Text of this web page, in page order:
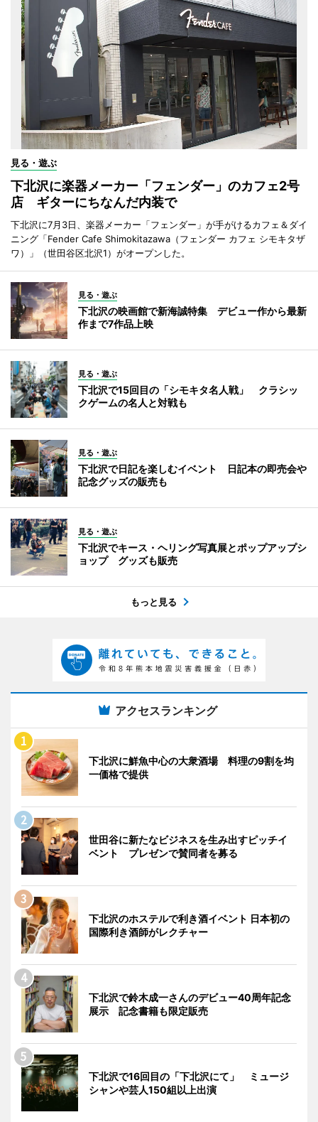
見る・遊ぶ
下北沢に楽器メーカー「フェンダー」のカフェ2号
店 ギターにちなんだ内装で
下北沢に7月3日、楽器メーカー「フェンダー」が手がけるカフェ＆ダイ
ニング「Fender Cafe Shimokitazawa（フェンダー カフェ シモキタザ
ワ）」（世田谷区北沢1）がオープンした。
見る・遊ぶ
下北沢の映画館で新海誠特集 デビュー作から最新
作まで7作品上映
見る・遊ぶ
下北沢で15回目の「シモキタ名人戦」 クラシッ
クゲームの名人と対戦も
見る・遊ぶ
下北沢で日記を楽しむイベント 日記本の即売会や
記念グッズの販売も
見る・遊ぶ
下北沢でキース・ヘリング写真展とポップアップシ
ョップ グッズも販売
もっと見る
アクセスランキング
下北沢に鮮魚中心の大衆酒場 料理の9割を均
一価格で提供
世田谷に新たなビジネスを生み出すピッチイ
ベント プレゼンで賛同者を募る
下北沢のホステルで利き酒イベント 日本初の
国際利き酒師がレクチャー
下北沢で鈴木成一さんのデビュー40周年記念
展示 記念書籍も限定販売
下北沢で16回目の「下北沢にて」 ミュージ
シャンや芸人150組以上出演